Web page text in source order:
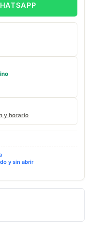
y horario
y sin abrir